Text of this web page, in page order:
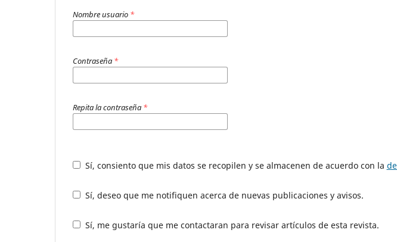
Nombre usuario *
Contraseña *
Repita la contraseña *
Sí, consiento que mis datos se recopilen y se almacenen de acuerdo con la
Sí, deseo que me notifiquen acerca de nuevas publicaciones y avisos.
Sí, me gustaría que me contactaran para revisar artículos de esta revista.